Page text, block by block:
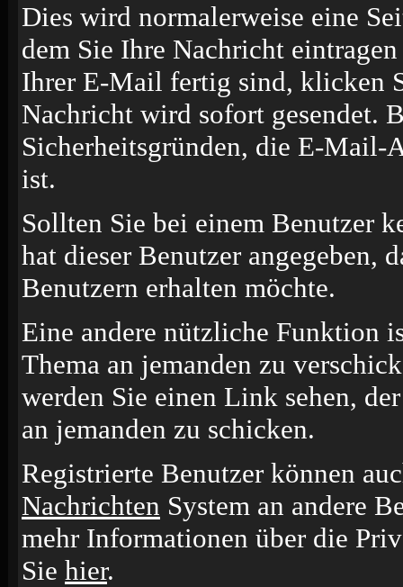
Dies wird normalerweise eine
dem Sie Ihre Nachricht
Ihrer E-Mail fertig sind, klicken
Nachricht wird sofort gesendet.
Sicherheitsgründen, die E-Mail-
ist.
Sollten Sie bei einem Benutzer
hat dieser Benutzer angegeben,
Benutzern erhalten möchte.
Eine andere nützliche Funktion
Thema an jemanden zu
werden Sie einen Link sehen,
an jemanden zu schicken.
Registrierte Benutzer können
Nachrichten System an andere
mehr Informationen über die
Sie hier.